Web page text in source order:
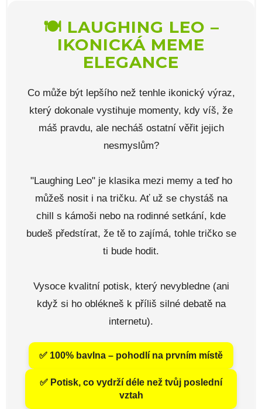
🍽️ LAUGHING LEO –
IKONICKÁ MEME
ELEGANCE
Co může být lepšího než tenhle ikonický výraz,
který dokonale vystihuje momenty, kdy víš, že
máš pravdu, ale necháš ostatní věřit jejich
nesmyslům?
"Laughing Leo" je klasika mezi memy a teď ho
můžeš nosit i na tričku. Ať už se chystáš na
chill s kámoši nebo na rodinné setkání, kde
budeš předstírat, že tě to zajímá, tohle tričko se
ti bude hodit.
Vysoce kvalitní potisk, který nevybledne (ani
když si ho oblékneš k příliš silné debatě na
internetu).
✅ 100% bavlna – pohodlí na prvním místě
✅ Potisk, co vydrží déle než tvůj poslední
vztah